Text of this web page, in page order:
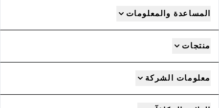
المساعدة والمعلومات
منتجات
معلومات الشركة